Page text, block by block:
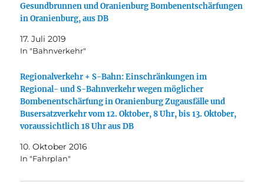
Gesundbrunnen und Oranienburg Bombenentschärfungen
in Oranienburg, aus DB
17. Juli 2019
In "Bahnverkehr"
Regionalverkehr + S-Bahn: Einschränkungen im
Regional- und S-Bahnverkehr wegen möglicher
Bombenentschärfung in Oranienburg Zugausfälle und
Busersatzverkehr vom 12. Oktober, 8 Uhr, bis 13. Oktober,
voraussichtlich 18 Uhr aus DB
10. Oktober 2016
In "Fahrplan"